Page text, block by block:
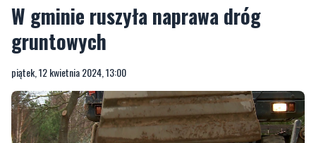
W gminie ruszyła naprawa dróg
gruntowych
piątek, 12 kwietnia 2024, 13:00